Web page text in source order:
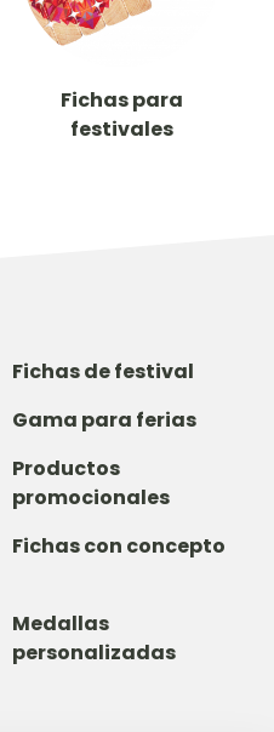
Fichas para
festivales
Fichas de festival
Gama para ferias
Productos
promocionales
Fichas con concepto
Medallas
personalizadas